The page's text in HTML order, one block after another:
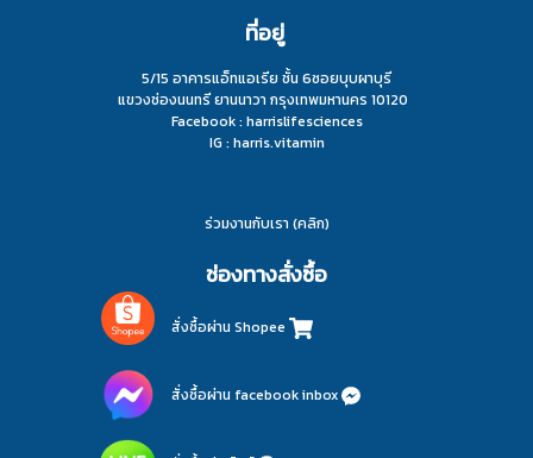
ที่อยู่
5/15 อาคารแอ็ทแอเรีย ชั้น 6ซอยบุบผาบุรี
แขวงช่องนนทรี ยานนาวา กรุงเทพมหานคร 10120
Facebook : harrislifesciences
IG : harris.vitamin
ร่วมงานกับเรา (คลิก)
ช่องทางสั่งซื้อ
สั่งซื้อผ่าน Shopee
สั่งซื้อผ่าน facebook inbox